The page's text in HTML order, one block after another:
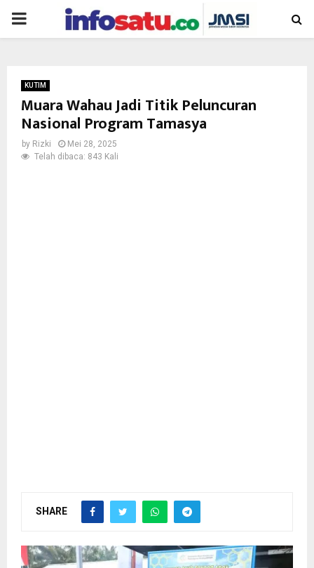
PRIMARY
KUTIM
Muara Wahau Jadi Titik Peluncuran
Nasional Program Tamasya
by Rizki
Mei 28, 2025
Telah dibaca: 843 Kali
SHARE